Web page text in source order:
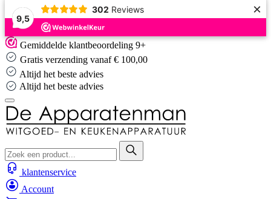
9,5
302 Reviews ×
Skip
to
content
Gemiddelde klantbeoordeling 9+
Gratis verzending vanaf € 100,00
Altijd het beste advies
Altijd het beste advies
klantenservice
Account